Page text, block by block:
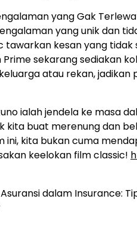
yang Gak
yang unik dan
tawarkan kesan yang
Prime sekarang sediakan
atau rekan, jadikan
ialah jendela ke masa
kita buat merenung dan
ini, kita bukan cuma
keelokan film classic!
dalam Insurance: